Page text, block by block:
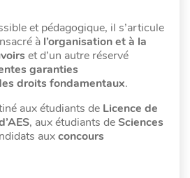
et pédagogique, il s’articule
à l’organisation et à la
et d’un autre réservé
garanties
droits fondamentaux.
aux étudiants de Licence de
, aux étudiants deSciences
auxconcours